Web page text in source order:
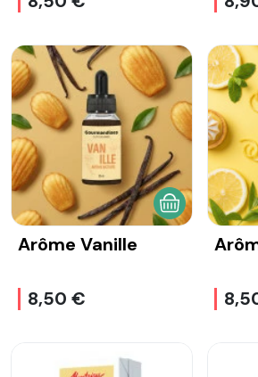
Arôme Vanille
8,50 €
AJOUTER